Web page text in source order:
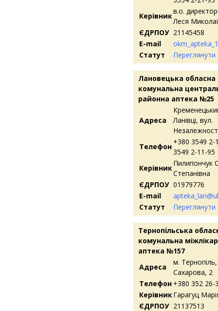
Керівник
в.о.
Леся
ЄДРПОУ 21145458
E-mail
Статут
Переглянути
Лановецька обласна
комунальна
районна аптека №25
Адреса
Ланівці, вул.
Телефон
+380 3549 2-
3549 2-11-95
Керівник
Пилипончук
Степанівна
ЄДРПОУ 01979776
E-mail
Статут
Переглянути
Тернопільська
комунальна
аптека №157
Адреса
м.
Сахарова, 2
Телефон +380 352 26-
КерівникГарагуц
ЄДРПОУ 21137513